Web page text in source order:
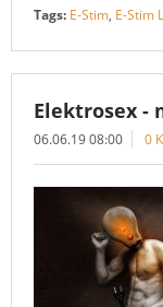
Tags: E-Stim, E-Stim
Elektrosex -
06.06.19 08:00 0